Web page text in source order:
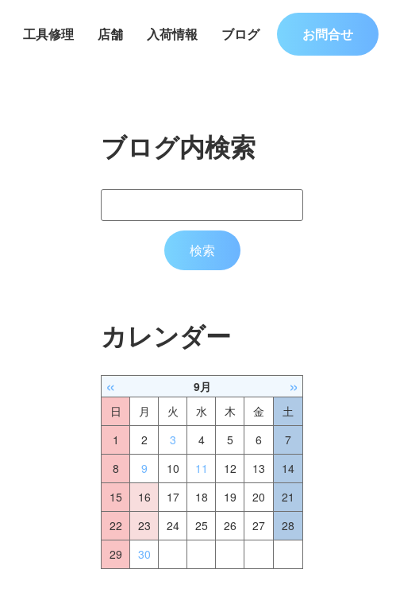
工具修理 店舗 入荷情報 ブログ お問合せ
ブログ内検索
カレンダー
« 9月 »
日 月 火 水 木 金
土
1
2 3 4 5 6
7
8
9 10 11 12 13
14
15
16 17 18 19 20
21
22
23 24 25 26 27
28
29
30